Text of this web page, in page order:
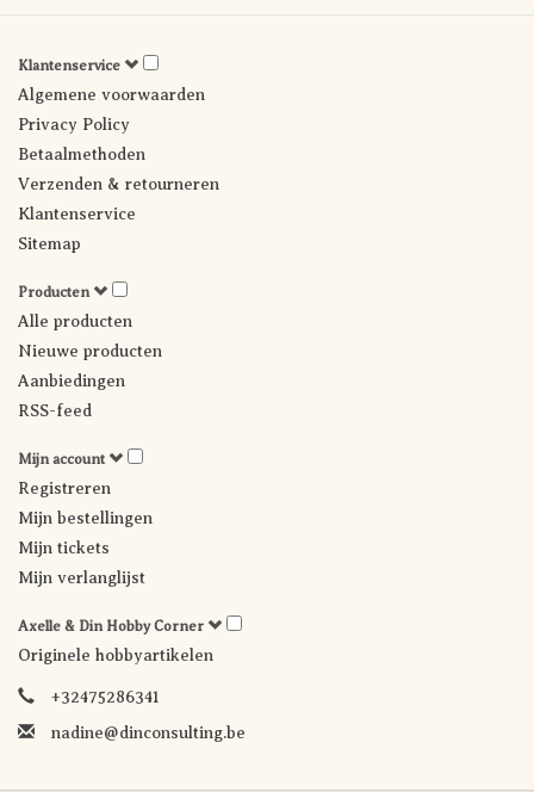
Klantenservice
Algemene voorwaarden
Privacy Policy
Betaalmethoden
Verzenden & retourneren
Klantenservice
Sitemap
Producten
Alle producten
Nieuwe producten
Aanbiedingen
RSS-feed
Mijn account
Registreren
Mijn bestellingen
Mijn tickets
Mijn verlanglijst
Axelle & Din Hobby Corner
Originele hobbyartikelen
+32475286341
nadine@dinconsulting.be